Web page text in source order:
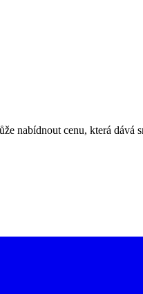
nabídnout cenu, která